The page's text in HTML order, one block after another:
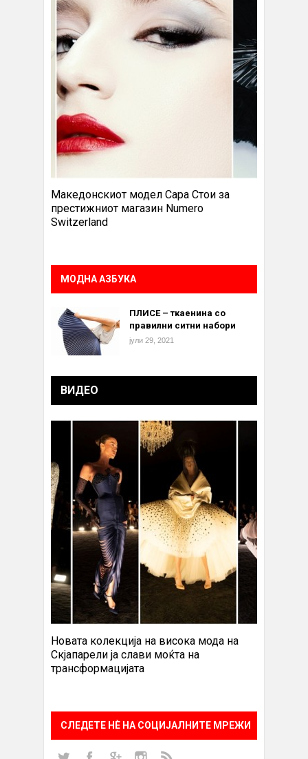
Македонскиот модел Сара Стои за
престижниот магазин Numero
Switzerland
МОДНА АЗБУКА
ПЛИСЕ – ткаенина со
правилни ситни набори
јули 29, 2021
ВИДЕО
Новата колекција на висока мода на
Скјапарели ја слави моќта на
трансформацијата
СЛЕДЕТЕ НÈ НА СОЦИЈАЛНИТЕ МРЕЖИ